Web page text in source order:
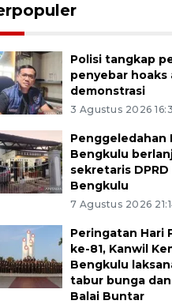
Polisi tangkap
penyebar hoaks
demonstrasi
3 Agustus 2026
Penggeledahan
Bengkulu
sekretaris
Bengkulu
7 Agustus 2026
Peringatan Hari
ke-81, Kanwil
Bengkulu
tabur bunga
Balai Buntar